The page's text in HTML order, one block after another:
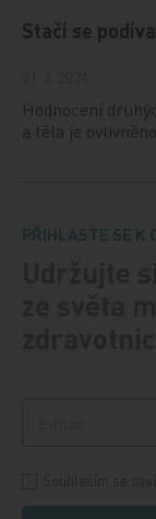
Stačí se
Hodnocení
a těla je
PŘIHLASTE SE K